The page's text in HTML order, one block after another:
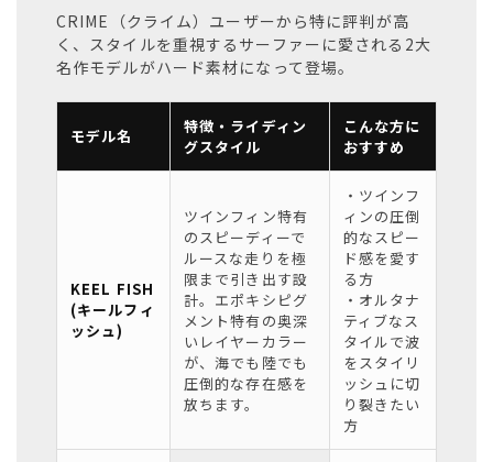
CRIME（クライム）ユーザーから特に評判が高
く、スタイルを重視するサーファーに愛される2大
名作モデルがハード素材になって登場。
モデル名
特徴・ライディン
グスタイル
こんな方に
おすすめ
KEEL FISH
(キールフィ
ッシュ)
ツインフィン特有
のスピーディーで
ルースな走りを極
限まで引き出す設
計。エポキシピグ
メント特有の奥深
いレイヤーカラー
が、海でも陸でも
圧倒的な存在感を
放ちます。
・ツインフ
ィンの圧倒
的なスピー
ド感を愛す
る方
・オルタナ
ティブなス
タイルで波
をスタイリ
ッシュに切
り裂きたい
方